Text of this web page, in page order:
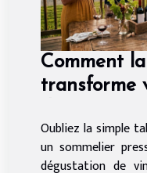
Comment
transforme
Oubliez la simple
un sommelier
dégustation de